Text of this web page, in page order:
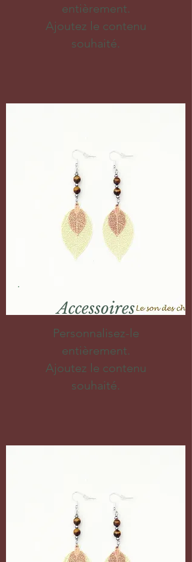
entièrement.
Ajoutez le contenu
souhaité.
Accessoires
Personnalisez-le
entièrement.
Ajoutez le contenu
souhaité.